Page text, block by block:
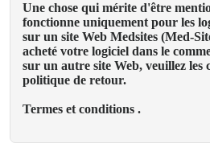
Une chose qui mérite d'être
fonctionne uniquement pour les
sur un site Web Medsites (Med-
acheté votre logiciel dans le
sur un autre site Web, veuillez
politique de retour.
Termes et conditions .